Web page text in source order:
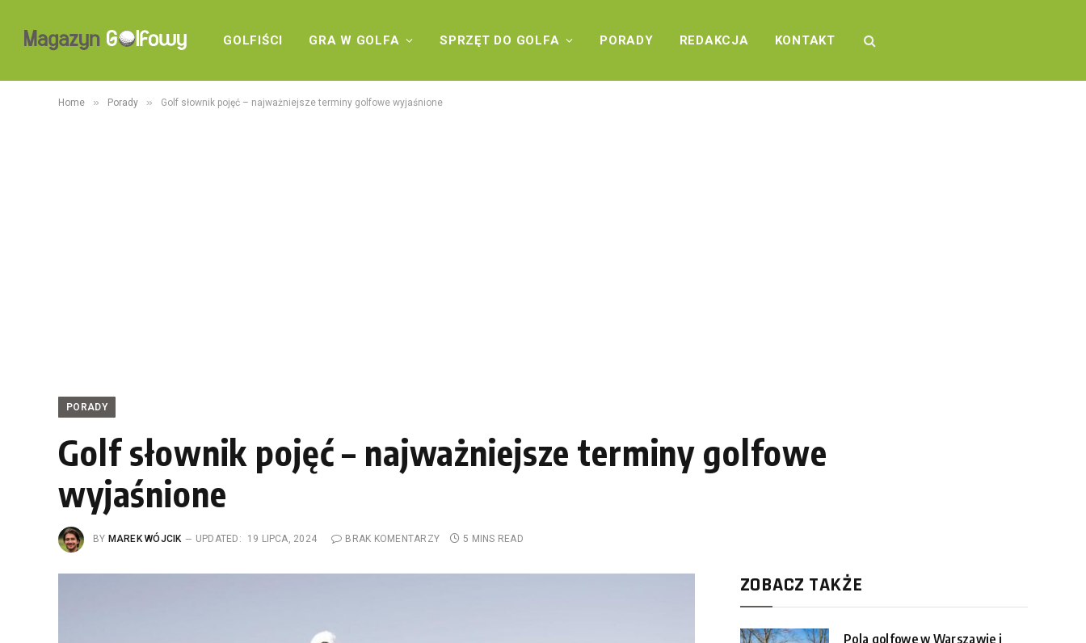
GOLFIŚCI GRA W GOLFA SPRZĘT DO GOLFA PORADY REDAKCJA KONTAKT
Home » Porady » Golf słownik pojęć – najważniejsze terminy golfowe wyjaśnione
PORADY
Golf słownik pojęć – najważniejsze terminy golfowe
wyjaśnione
BY MAREK WÓJCIK UPDATED: 19 LIPCA, 2024 BRAK KOMENTARZY 5 MINS READ
ZOBACZ TAKŻE
Pola golfowe w Warszawie i